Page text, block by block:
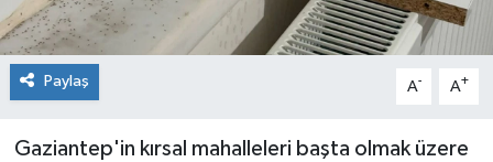
Paylaş A- A+
Gaziantep'in kırsal mahalleleri başta olmak üzere